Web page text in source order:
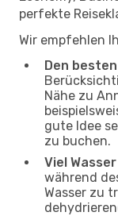
perfekte
Wir empfehlen
Den
Nähe zu
gute Idee
zu buchen.
Viel
während
Wasser zu